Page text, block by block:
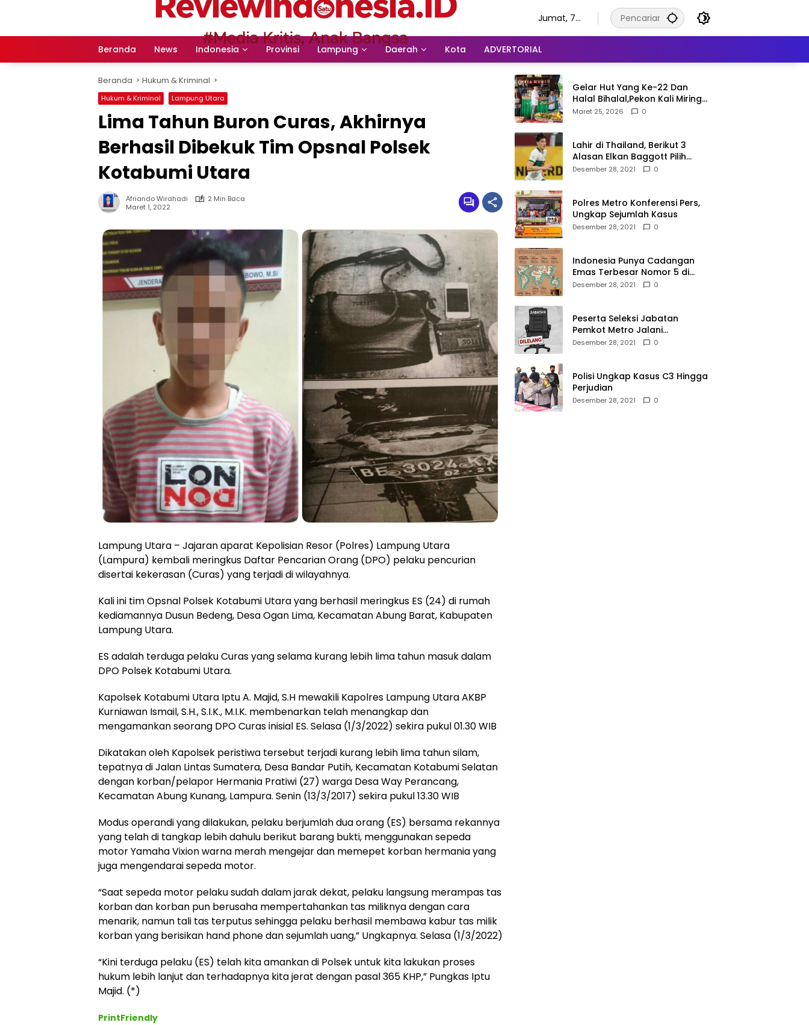
Jumat, 7
Beranda News Indonesia Provinsi Lampung Daerah Kota ADVERTORIAL
Beranda Hukum & Kriminal
Hukum & Kriminal Lampung Utara
Lima Tahun Buron Curas, Akhirnya
Berhasil Dibekuk Tim Opsnal Polsek
Kotabumi Utara
Afriando Wirahadi
2 Min Baca
Maret 1, 2022
Lampung Utara – Jajaran aparat Kepolisian Resor (Polres) Lampung Utara
(Lampura) kembali meringkus Daftar Pencarian Orang (DPO) pelaku pencurian
disertai kekerasan (Curas) yang terjadi di wilayahnya.
Kali ini tim Opsnal Polsek Kotabumi Utara yang berhasil meringkus ES (24) di rumah
kediamannya Dusun Bedeng, Desa Ogan Lima, Kecamatan Abung Barat, Kabupaten
Lampung Utara.
ES adalah terduga pelaku Curas yang selama kurang lebih lima tahun masuk dalam
DPO Polsek Kotabumi Utara.
Kapolsek Kotabumi Utara Iptu A. Majid, S.H mewakili Kapolres Lampung Utara AKBP
Kurniawan Ismail, S.H., S.I.K., M.I.K. membenarkan telah menangkap dan
mengamankan seorang DPO Curas inisial ES. Selasa (1/3/2022) sekira pukul 01.30 WIB
Dikatakan oleh Kapolsek peristiwa tersebut terjadi kurang lebih lima tahun silam,
tepatnya di Jalan Lintas Sumatera, Desa Bandar Putih, Kecamatan Kotabumi Selatan
dengan korban/pelapor Hermania Pratiwi (27) warga Desa Way Perancang,
Kecamatan Abung Kunang, Lampura. Senin (13/3/2017) sekira pukul 13.30 WIB
Modus operandi yang dilakukan, pelaku berjumlah dua orang (ES) bersama rekannya
yang telah di tangkap lebih dahulu berikut barang bukti, menggunakan sepeda
motor Yamaha Vixion warna merah mengejar dan memepet korban hermania yang
juga mengendarai sepeda motor.
“Saat sepeda motor pelaku sudah dalam jarak dekat, pelaku langsung merampas tas
korban dan korban pun berusaha mempertahankan tas miliknya dengan cara
menarik, namun tali tas terputus sehingga pelaku berhasil membawa kabur tas milik
korban yang berisikan hand phone dan sejumlah uang,” Ungkapnya. Selasa (1/3/2022)
“Kini terduga pelaku (ES) telah kita amankan di Polsek untuk kita lakukan proses
hukum lebih lanjut dan terhadapnya kita jerat dengan pasal 365 KHP,” Pungkas Iptu
Majid. (*)
PrintFriendly
Gelar Hut Yang Ke-22 Dan
Halal Bihalal,Pekon Kali Miring
Semangat Gotong Royong
Maret 25, 2026 0
Lahir di Thailand, Berikut 3
Alasan Elkan Baggott Pilih
Timnas Indonesia
Desember 28, 2021 0
Polres Metro Konferensi Pers,
Ungkap Sejumlah Kasus
Desember 28, 2021 0
Indonesia Punya Cadangan
Emas Terbesar Nomor 5 di
Dunia, Ini Lokasinya dari
Desember 28, 2021 0
Peserta Seleksi Jabatan
Pemkot Metro Jalani
Assesment di Mabes Polri
Desember 28, 2021 0
Polisi Ungkap Kasus C3 Hingga
Perjudian
Desember 28, 2021 0